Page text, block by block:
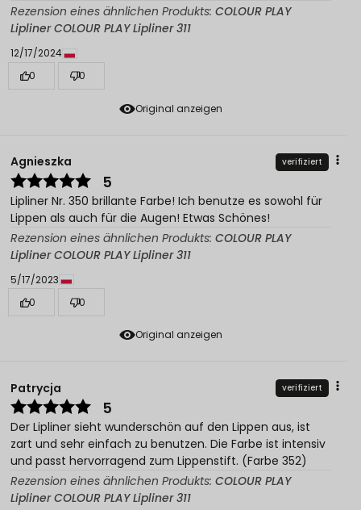
Original anzeigen
Rezension eines ähnlichen Produkts: COLOUR PLAY
Lipliner COLOUR PLAY Lipliner 311
12/17/2024
0
0
Original anzeigen
Agnieszka verifiziert
5
Lipliner Nr. 350 brillante Farbe! Ich benutze es sowohl für
Lippen als auch für die Augen! Etwas Schönes!
Rezension eines ähnlichen Produkts: COLOUR PLAY
Lipliner COLOUR PLAY Lipliner 311
5/17/2023
0
0
Patrycja verifiziert
5
Der Lipliner sieht wunderschön auf den Lippen aus, ist
zart und sehr einfach zu benutzen. Die Farbe ist intensiv
und passt hervorragend zum Lippenstift. (Farbe 352)
Rezension eines ähnlichen Produkts: COLOUR PLAY
Lipliner COLOUR PLAY Lipliner 311